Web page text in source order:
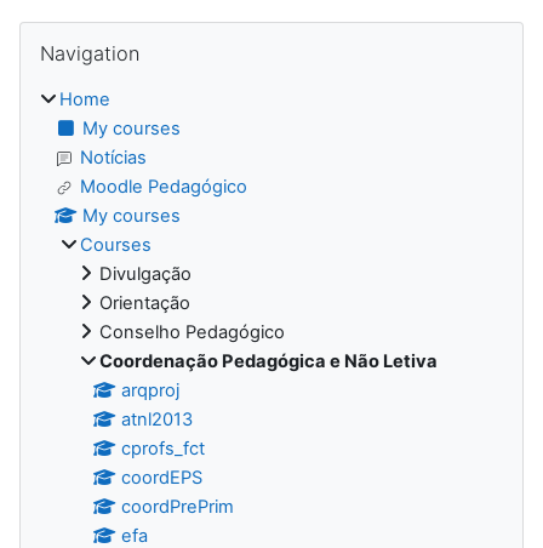
Blocks
Navigation
Home
My courses
Notícias
Moodle Pedagógico
My courses
Courses
Divulgação
Orientação
Conselho Pedagógico
Coordenação Pedagógica e Não Letiva
arqproj
atnl2013
cprofs_fct
coordEPS
coordPrePrim
efa